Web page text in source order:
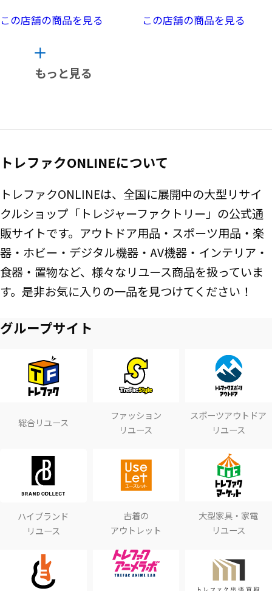
この店舗の商品を見る この店舗の商品を見る
もっと見る
トレファクONLINEについて
トレファクONLINEは、全国に展開中の大型リサイ
クルショップ「トレジャーファクトリー」の公式通
販サイトです。アウトドア用品・スポーツ用品・楽
器・ホビー・デジタル機器・AV機器・インテリア・
食器・置物など、様々なリユース商品を扱っていま
す。是非お気に入りの一品を見つけてください！
グループサイト
総合リユース
ファッション
リユース
スポーツアウトドア
リユース
ハイブランド
リユース
古着の
アウトレット
大型家具・家電
リユース